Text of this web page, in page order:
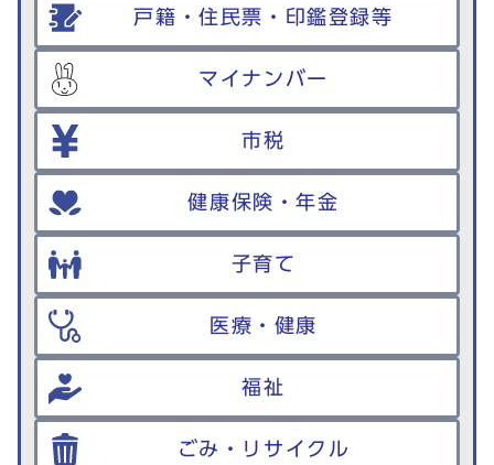
戸籍・住民票・印鑑登録等
マイナンバー
市税
健康保険・年金
子育て
医療・健康
福祉
ごみ・リサイクル